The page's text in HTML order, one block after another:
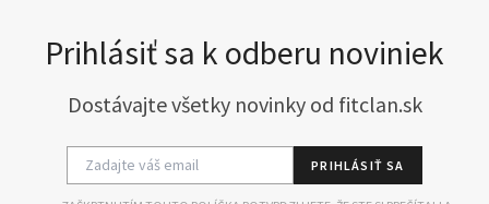
Prihlásiť sa k odberu noviniek
Dostávajte všetky novinky od fitclan.sk
PRIHLÁSIŤ SA